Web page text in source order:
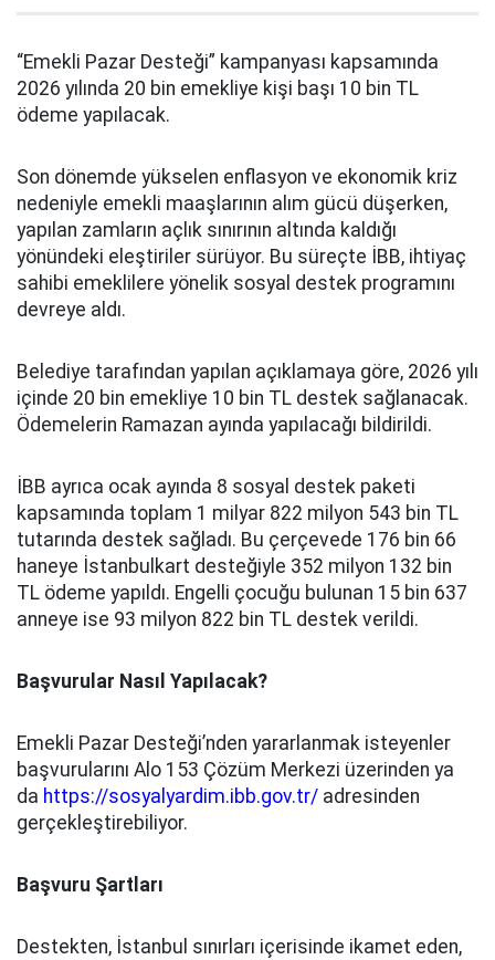
“Emekli Pazar Desteği” kampanyası kapsamında
2026 yılında 20 bin emekliye kişi başı 10 bin TL
ödeme yapılacak.
Son dönemde yükselen enflasyon ve ekonomik kriz
nedeniyle emekli maaşlarının alım gücü düşerken,
yapılan zamların açlık sınırının altında kaldığı
yönündeki eleştiriler sürüyor. Bu süreçte İBB, ihtiyaç
sahibi emeklilere yönelik sosyal destek programını
devreye aldı.
Belediye tarafından yapılan açıklamaya göre, 2026 yılı
içinde 20 bin emekliye 10 bin TL destek sağlanacak.
Ödemelerin Ramazan ayında yapılacağı bildirildi.
İBB ayrıca ocak ayında 8 sosyal destek paketi
kapsamında toplam 1 milyar 822 milyon 543 bin TL
tutarında destek sağladı. Bu çerçevede 176 bin 66
haneye İstanbulkart desteğiyle 352 milyon 132 bin
TL ödeme yapıldı. Engelli çocuğu bulunan 15 bin 637
anneye ise 93 milyon 822 bin TL destek verildi.
Başvurular Nasıl Yapılacak?
Emekli Pazar Desteği’nden yararlanmak isteyenler
başvurularını Alo 153 Çözüm Merkezi üzerinden ya
da https://sosyalyardim.ibb.gov.tr/ adresinden
gerçekleştirebiliyor.
Başvuru Şartları
Destekten, İstanbul sınırları içerisinde ikamet eden,